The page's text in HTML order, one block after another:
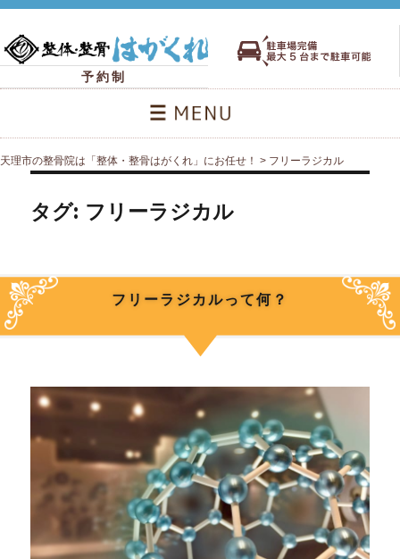
予約制
天理市の整骨院は「整体・整骨はがくれ」にお任せ！ > フリーラジカル
タグ: フリーラジカル
フリーラジカルって何？